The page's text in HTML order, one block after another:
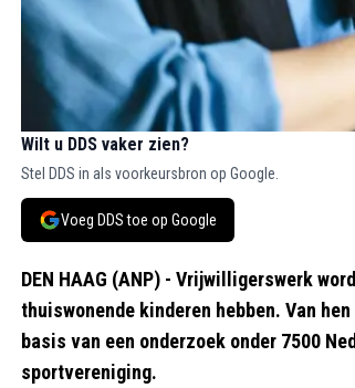
Wilt u DDS vaker zien?
Stel DDS in als voorkeursbron op Google.
Voeg DDS toe op Google
DEN HAAG (ANP) - Vrijwilligerswerk
thuiswonende kinderen hebben. Van
basis van een onderzoek onder 7500
sportvereniging.